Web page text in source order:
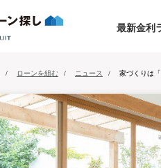
最新金利
ローンを組む ニュース 家づくりは